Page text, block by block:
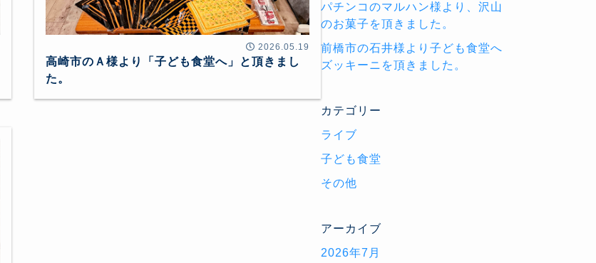
2026.05.19
高崎市のＡ様より「子ども食堂へ」と頂きまし
た。
パチンコのマルハン様より、沢山
のお菓子を頂きました。
前橋市の石井様より子ども食堂へ
ズッキーニを頂きました。
カテゴリー
ライブ
子ども食堂
その他
アーカイブ
2026年7月